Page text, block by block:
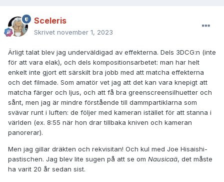
Sceleris
Skrivet november 1, 2023
Ärligt talat blev jag underväldigad av effekterna. Dels 3DCG:n (inte
för att vara elak), och dels kompositionsarbetet: man har helt
enkelt inte gjort ett särskilt bra jobb med att matcha effekterna
och det filmade. Som amatör vet jag att det kan vara knepigt att
matcha färger och ljus, och att få bra greenscreensilhuetter och
sånt, men jag är mindre förstående till dammpartiklarna som
svävar runt i luften: de följer med kameran istället för att stanna i
världen (ex. 8:55 när hon drar tillbaka kniven och kameran
panorerar).
Men jag gillar dräkten och rekvisitan! Och kul med Joe Hisaishi-
pastischen. Jag blev lite sugen på att se om Nausicaä, det måste
ha varit 20 år sedan sist.